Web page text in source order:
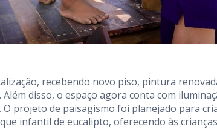
recebendo novo piso, pintura
disso, o espaço agora conta com
O projeto de paisagismo foi planejado para
infantil de eucalipto, oferecendo às